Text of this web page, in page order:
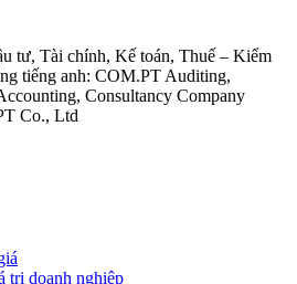
tư, Tài chính, Kế toán, Thuế – Kiểm
tiếng anh: COM.PT Auditing,
Consultancy Company
Co., Ltd
trị doanh nghiệp